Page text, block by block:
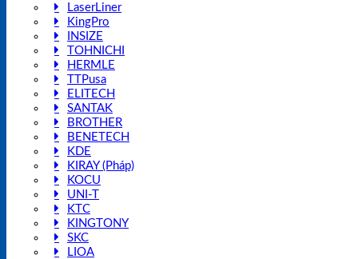
LaserLiner
KingPro
INSIZE
TOHNICHI
HERMLE
TTPusa
ELITECH
SANTAK
BROTHER
BENETECH
KDE
KIRAY (Pháp)
KOCU
UNI-T
KTC
KINGTONY
SKC
LIOA